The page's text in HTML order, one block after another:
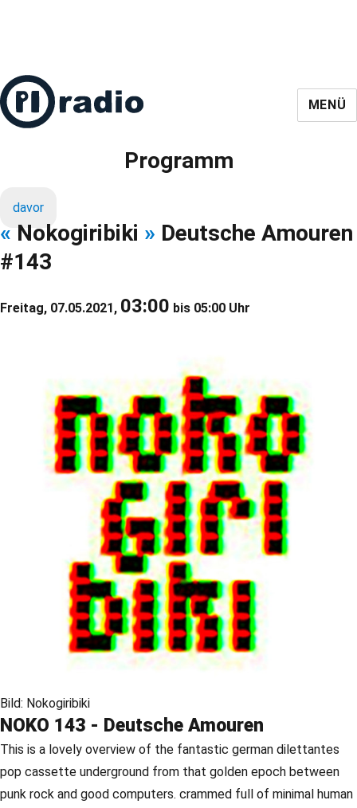
MENÜ
Programm
davor
« Nokogiribiki » Deutsche Amouren
#143
Freitag, 07.05.2021, 03:00 bis 05:00 Uhr
Bild: Nokogiribiki
NOKO 143 - Deutsche Amouren
This is a lovely overview of the fantastic german dilettantes
pop cassette underground from that golden epoch between
punk rock and good computers. crammed full of minimal human